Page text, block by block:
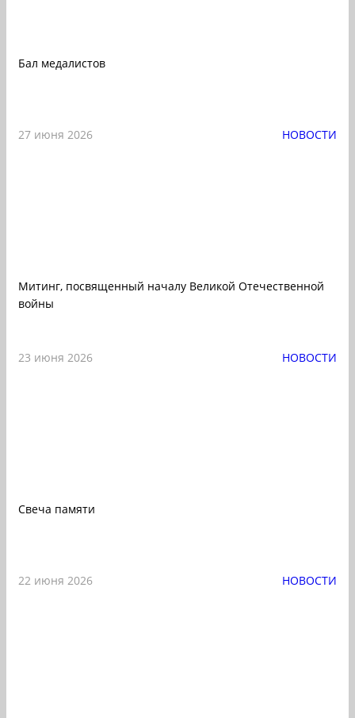
Бал медалистов
27 июня 2026 НОВОСТИ
Митинг, посвященный началу Великой Отечественной
войны
23 июня 2026 НОВОСТИ
Свеча памяти
22 июня 2026 НОВОСТИ